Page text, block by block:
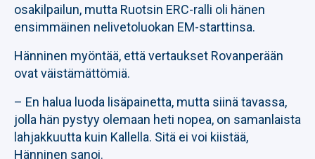
osakilpailun, mutta Ruotsin ERC-ralli oli hänen
ensimmäinen nelivetoluokan EM-starttinsa.
Hänninen myöntää, että vertaukset Rovanperään
ovat väistämättömiä.
– En halua luoda lisäpainetta, mutta siinä tavassa,
jolla hän pystyy olemaan heti nopea, on samanlaista
lahjakkuutta kuin Kallella. Sitä ei voi kiistää,
Hänninen sanoi.